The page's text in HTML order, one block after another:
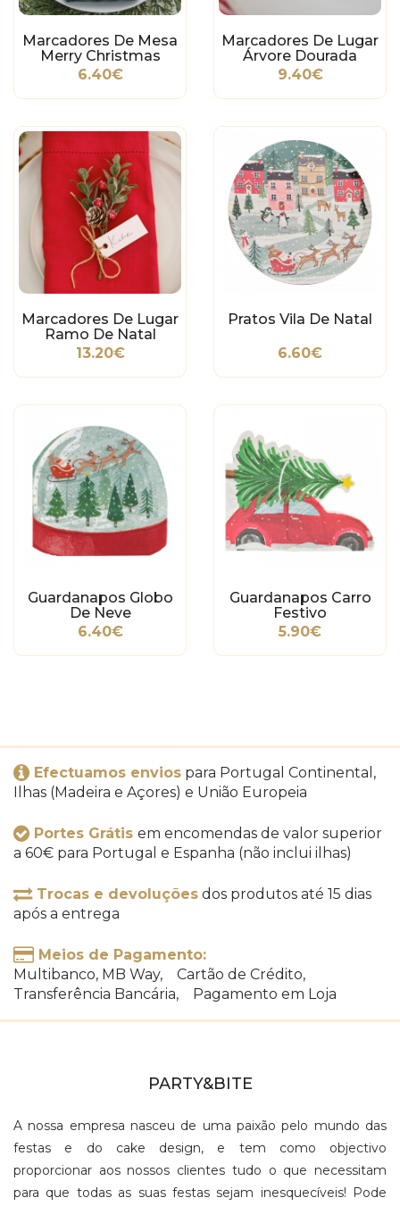
Marcadores De Mesa
Merry Christmas
Madeira
6.40€
Marcadores De Lugar
Árvore Dourada
9.40€
Marcadores De Lugar
Ramo De Natal
13.20€
Pratos Vila De Natal
6.60€
Guardanapos Globo
De Neve
6.40€
Guardanapos Carro
Festivo
5.90€
Efectuamos envios para Portugal Continental,
Ilhas (Madeira e Açores) e União Europeia
Portes Grátis em encomendas de valor superior
a 60€ para Portugal e Espanha (não inclui ilhas)
Trocas e devoluções dos produtos até 15 dias
após a entrega
Meios de Pagamento:
Multibanco, MB Way, Cartão de Crédito,
Transferência Bancária, Pagamento em Loja
PARTY&BITE
A nossa empresa nasceu de uma paixão pelo mundo das
festas e do cake design, e tem como objectivo
proporcionar aos nossos clientes tudo o que necessitam
para que todas as suas festas sejam inesquecíveis! Pode